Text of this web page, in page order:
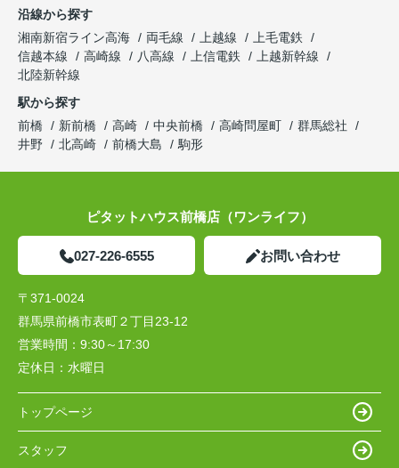
沿線から探す
湘南新宿ライン高海
両毛線 上越線
上毛電鉄
信越本線
高崎線 八高線 上信電鉄
上越新幹線
北陸新幹線
駅から探す
前橋
新前橋 高崎 中央前橋 高崎問屋町
群馬総社
井野
北高崎 前橋大島 駒形
ピタットハウス前橋店（ワンライフ）
027-226-6555 お問い合わせ
〒371-0024
群馬県前橋市表町２丁目23-12
営業時間： 9:30～17:30
定休日： 水曜日
トップページ
スタッフ